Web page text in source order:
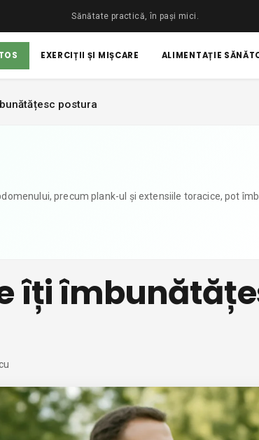
Sănătate practică, în pași mici.
EXERCIȚII ȘI MIȘCARE ALIMENTAȚIE
postura
precum plank-ul și extensiile toracice, pot
îți